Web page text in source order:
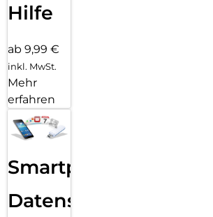
Hilfe
ab 9,99 €
inkl. MwSt.
Mehr
erfahren
Smartphone
Datensicherung